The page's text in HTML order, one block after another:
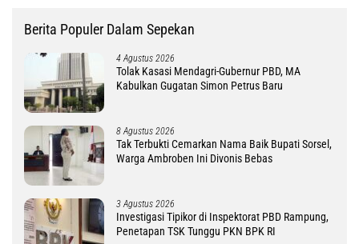
Berita Populer Dalam Sepekan
4 Agustus 2026
Tolak Kasasi Mendagri-Gubernur PBD, MA
Kabulkan Gugatan Simon Petrus Baru
8 Agustus 2026
Tak Terbukti Cemarkan Nama Baik Bupati Sorsel,
Warga Ambroben Ini Divonis Bebas
3 Agustus 2026
Investigasi Tipikor di Inspektorat PBD Rampung,
Penetapan TSK Tunggu PKN BPK RI